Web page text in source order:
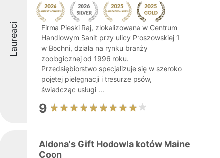
Laureaci
Firma Pieski Raj, zlokalizowana w Centrum
Handlowym Sanit przy ulicy Proszowskiej 1
w Bochni, działa na rynku branży
zoologicznej od 1996 roku.
Przedsiębiorstwo specjalizuje się w szeroko
pojętej pielęgnacji i tresurze psów,
świadcząc usługi ...
9
Aldona's Gift Hodowla kotów Maine
Coon